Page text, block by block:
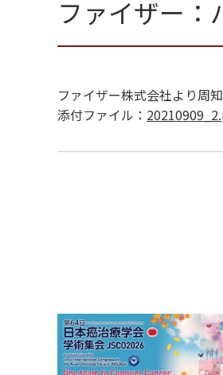
ファイザー：
ファイザー株式会社より周
添付ファイル：